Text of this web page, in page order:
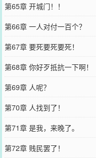
第65章 开城门！！
第66章 一人对付一百个？
第67章 要死要死要死！
第68章 你好歹抵抗一下啊！
第69章 人呢？
第70章 人找到了！
第71章 是我，来晚了。
第72章 贱民罢了！